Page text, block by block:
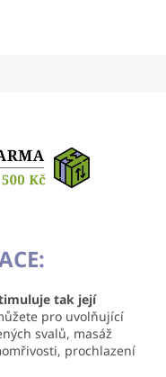
tak její
pro uvolňující
svalů, masáž
prochlazení